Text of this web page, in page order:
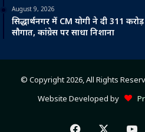
August 9, 2026
सिद्धार्थनगर में CM योगी ने दी 311
सौगात, कांग्रेस पर साधा निशाना
© Copyright 2026, All Rights
Website Developed by
Facebook